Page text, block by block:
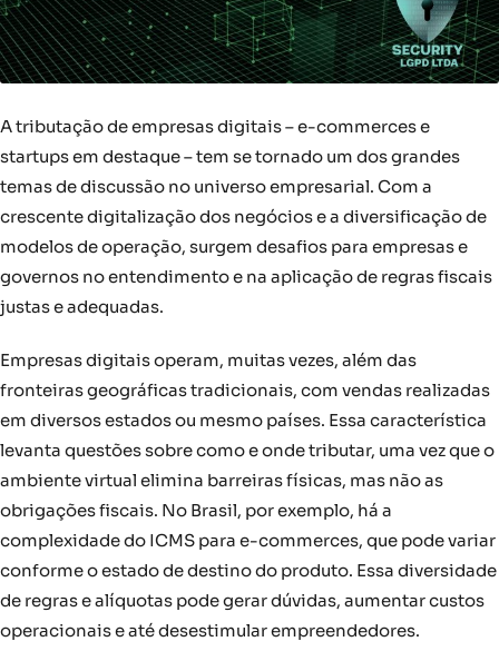
A tributação de empresas digitais – e-commerces e
startups em destaque – tem se tornado um dos grandes
temas de discussão no universo empresarial. Com a
crescente digitalização dos negócios e a diversificação de
modelos de operação, surgem desafios para empresas e
governos no entendimento e na aplicação de regras fiscais
justas e adequadas.
Empresas digitais operam, muitas vezes, além das
fronteiras geográficas tradicionais, com vendas realizadas
em diversos estados ou mesmo países. Essa característica
levanta questões sobre como e onde tributar, uma vez que o
ambiente virtual elimina barreiras físicas, mas não as
obrigações fiscais. No Brasil, por exemplo, há a
complexidade do ICMS para e-commerces, que pode variar
conforme o estado de destino do produto. Essa diversidade
de regras e alíquotas pode gerar dúvidas, aumentar custos
operacionais e até desestimular empreendedores.